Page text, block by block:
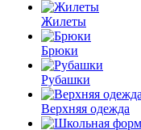
Жилеты
Брюки
Рубашки
Верхняя одежда